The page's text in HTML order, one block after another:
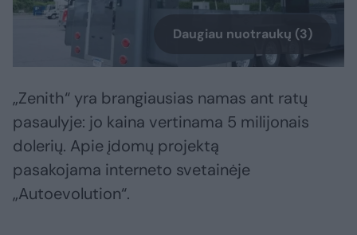
Daugiau nuotraukų (3)
„Zenith“ yra brangiausias namas ant ratų
pasaulyje: jo kaina vertinama 5 milijonais
dolerių. Apie įdomų projektą
pasakojama interneto svetainėje
„Autoevolution“.